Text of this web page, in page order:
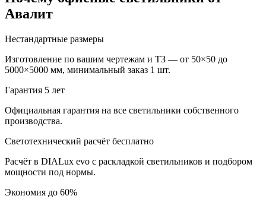
Авалит
Нестандартные размеры
Изготовление по вашим чертежам и ТЗ — от 50×50 до
5000×5000 мм, минимальный заказ 1 шт.
Гарантия 5 лет
Официальная гарантия на все светильники собственного
производства.
Светотехнический расчёт бесплатно
Расчёт в DIALux evo с раскладкой светильников и подбором
мощности под нормы.
Экономия до 60%